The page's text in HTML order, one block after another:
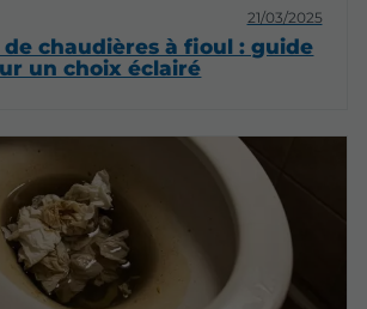
21/03/2025
chaudières à fioul : guide
un choix éclairé